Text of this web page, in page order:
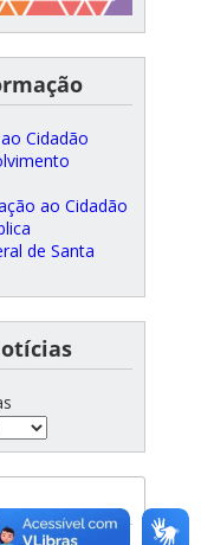
Cidadão
ao Cidadão
de Santa